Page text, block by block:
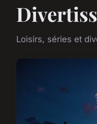
Loisirs, séries et